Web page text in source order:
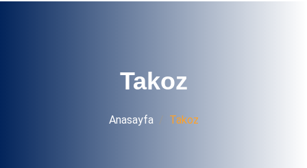
Takoz
Anasayfa Takoz